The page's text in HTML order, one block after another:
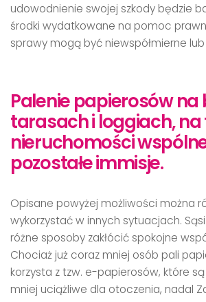
udowodnienie swojej szkody będzie
środki wydatkowane na pomoc
sprawy mogą być niewspółmierne
Palenie papierosów
tarasach i loggiach, na
nieruchomości
pozostałe immisje.
Opisane powyżej możliwości można
wykorzystać w innych sytuacjach.
różne sposoby zakłócić spokojne
Chociaż już coraz mniej osób pali
korzysta z tzw. e-papierosów, które
mniej uciążliwe dla otoczenia, nadal